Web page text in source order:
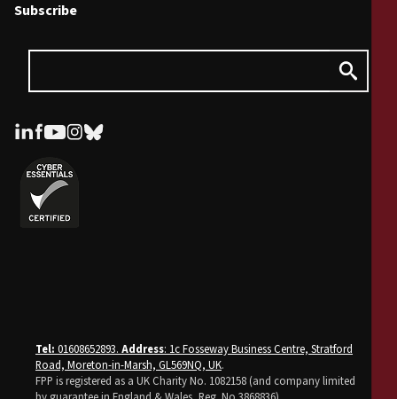
Subscribe
Tel: 01608652893. Address: 1c Fosseway Business Centre, Stratford
Road, Moreton-in-Marsh, GL569NQ, UK.
FPP is registered as a UK Charity No. 1082158 (and company limited